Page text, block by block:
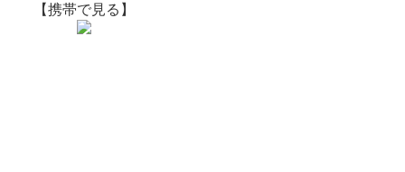
【携帯で見る】